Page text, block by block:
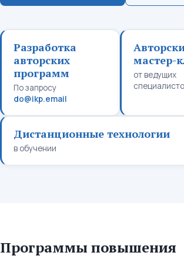
Разработка
авторских
программ
По запросу
do@ikp.email
мастер-
от ведущих
Дистанционные технологии
в обучении
Программы повышения